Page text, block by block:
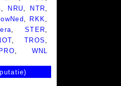
, NRU, NTR,
, RKK,
,STER,
,TROS ,
, WNL